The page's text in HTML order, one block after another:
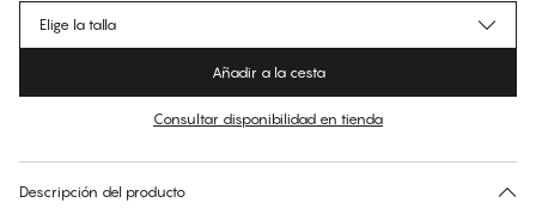
No hay talla sugerida para este artículo
Elige la talla
Añadir a la cesta
Consultar disponibilidad en tienda
Descripción del producto